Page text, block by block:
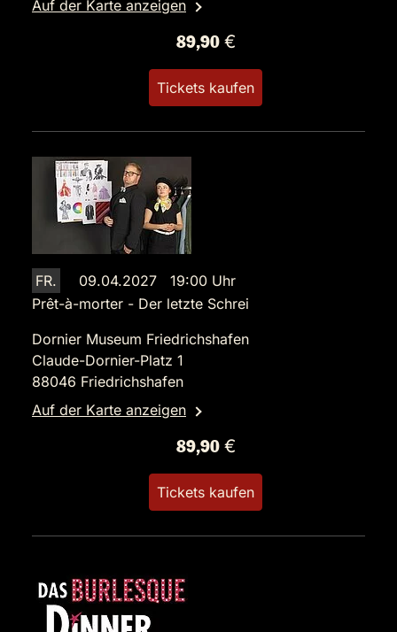
Auf der Karte anzeigen
89,90 €
Tickets kaufen
FR.
09.04.2027 19:00 Uhr
Prêt-à-morter - Der letzte Schrei
Dornier Museum Friedrichshafen
Claude-Dornier-Platz 1
88046 Friedrichshafen
Auf der Karte anzeigen
89,90 €
Tickets kaufen